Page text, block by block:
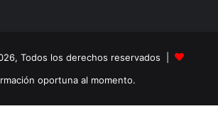
Todos los derechos reservados |
oportuna al momento.